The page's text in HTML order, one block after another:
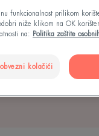
medicinska direkcija
funkcionalnost prilikom
niže klikom na OK
na:
Politika zaštite
kolačići